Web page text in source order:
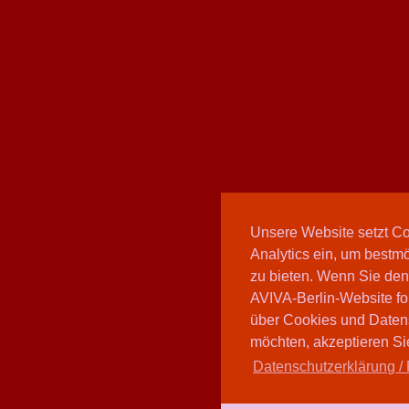
Unsere Website setzt
Analytics ein, um
zu bieten. Wenn Sie
AVIVA-Berlin-Website
über Cookies und
möchten, akzeptieren
Datenschutzerklärung /